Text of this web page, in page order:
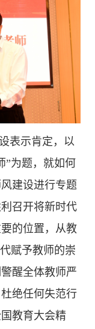
表示肯定，以
”为题，就如何
建设进行专题
召开将新时代
的位置，从教
赋予教师的崇
醒全体教师严
绝任何失范行
教育大会精